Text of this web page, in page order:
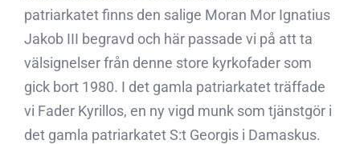
patriarkatet finns den salige Moran Mor Ignatius
Jakob III begravd och här passade vi på att ta
välsignelser från denne store kyrkofader som
gick bort 1980. I det gamla patriarkatet träffade
vi Fader Kyrillos, en ny vigd munk som tjänstgör i
det gamla patriarkatet S:t Georgis i Damaskus.